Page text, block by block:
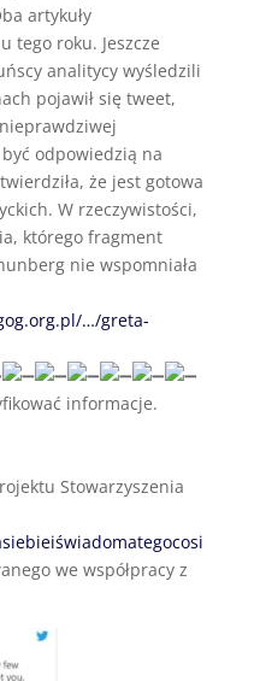
artykuły
tego roku. Jeszcze
analitycy wyśledzili
pojawił się tweet,
odpowiedzią na
że jest gotowa
W rzeczywistości,
którego fragment
nie wspomniała
…/greta-
informacje.
Stowarzyszenia
we współpracy z